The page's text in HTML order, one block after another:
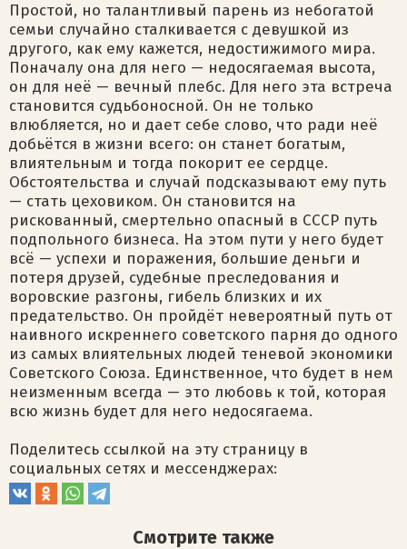
Простой, но талантливый парень из небогатой
семьи случайно сталкивается с девушкой из
другого, как ему кажется, недостижимого мира.
Поначалу она для него — недосягаемая высота,
он для неё — вечный плебс. Для него эта встреча
становится судьбоносной. Он не только
влюбляется, но и дает себе слово, что ради неё
добьётся в жизни всего: он станет богатым,
влиятельным и тогда покорит ее сердце.
Обстоятельства и случай подсказывают ему путь
— стать цеховиком. Он становится на
рискованный, смертельно опасный в СССР путь
подпольного бизнеса. На этом пути у него будет
всё — успехи и поражения, большие деньги и
потеря друзей, судебные преследования и
воровские разгоны, гибель близких и их
предательство. Он пройдёт невероятный путь от
наивного искреннего советского парня до одного
из самых влиятельных людей теневой экономики
Советского Союза. Единственное, что будет в нем
неизменным всегда — это любовь к той, которая
всю жизнь будет для него недосягаема.
Поделитесь ссылкой на эту страницу в
социальных сетях и мессенджерах:
Смотрите также